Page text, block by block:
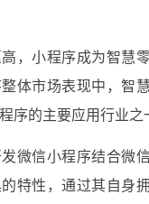
，小程序成为智慧
体市场表现中，智
序的主要应用行业之
微信小程序结合微
特性，通过其自身